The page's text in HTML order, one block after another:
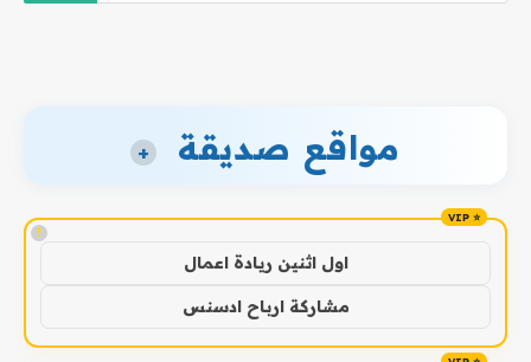
مواقع صديقة +
!
اول اثنين ريادة اعمال
مشاركة ارباح ادسنس